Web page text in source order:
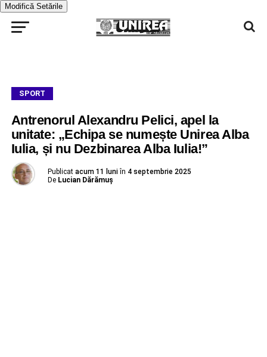
Modifică Setările
SPORT
Antrenorul Alexandru Pelici, apel la
unitate: „Echipa se numește Unirea Alba
Iulia, și nu Dezbinarea Alba Iulia!”
Publicat acum 11 luni în 4 septembrie 2025
De Lucian Dărămuș